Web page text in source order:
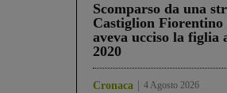
Scomparso da una
Castiglion Fiorentino
aveva ucciso la figlia
2020
Cronaca 4 Agosto 2026